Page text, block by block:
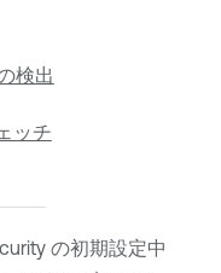
検出
ッチ
の初期設定中